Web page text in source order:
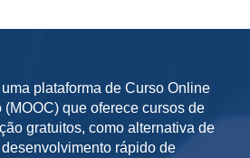
plataforma de Curso Online
que oferece cursos de
gratuitos, como alternativa de
rápido de